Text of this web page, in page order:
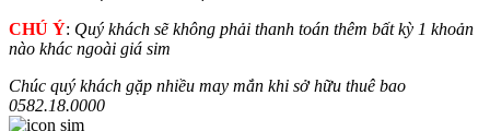
CHÚ Ý: Quý khách sẽ không phải thanh toán thêm bất kỳ 1 khoản
nào khác ngoài giá sim
Chúc quý khách gặp nhiều may mắn khi sở hữu thuê bao
0582.18.0000